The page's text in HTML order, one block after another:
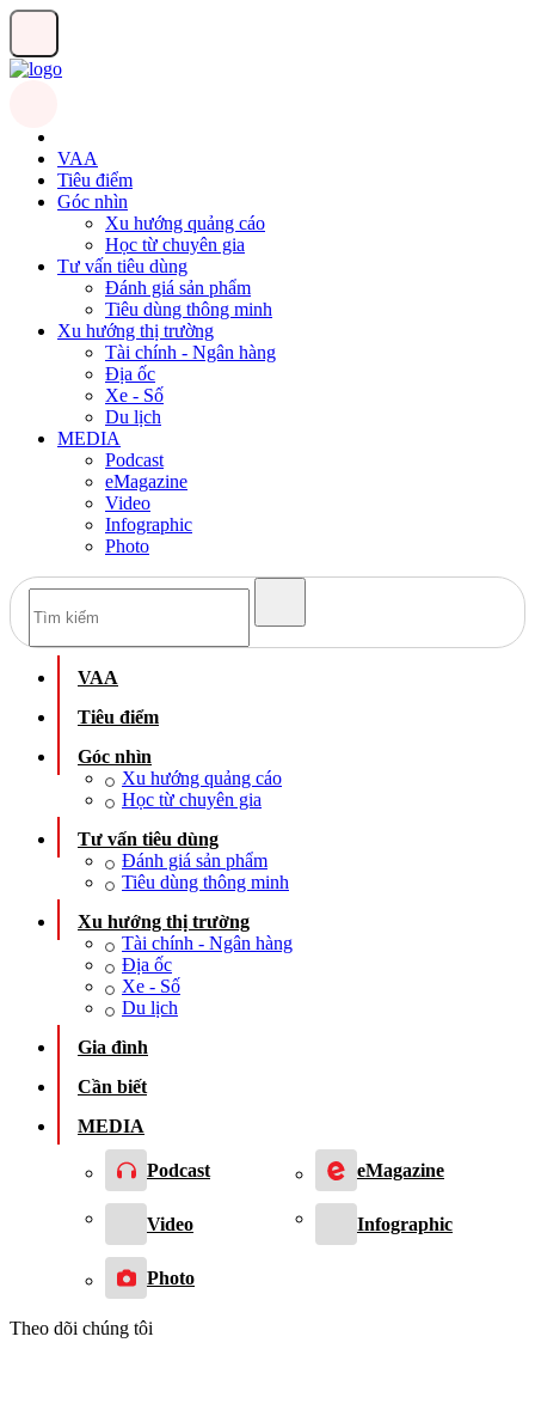
VAA
Tiêu điểm
Góc nhìn
Xu hướng quảng cáo
Học từ chuyên gia
Tư vấn tiêu dùng
Đánh giá sản phẩm
Tiêu dùng thông minh
Xu hướng thị trường
Tài chính - Ngân hàng
Địa ốc
Xe - Số
Du lịch
MEDIA
Podcast
eMagazine
Video
Infographic
Photo
VAA
Tiêu điểm
Góc nhìn
Xu hướng quảng cáo
Học từ chuyên gia
Tư vấn tiêu dùng
Đánh giá sản phẩm
Tiêu dùng thông minh
Xu hướng thị trường
Tài chính - Ngân hàng
Địa ốc
Xe - Số
Du lịch
Gia đình
Cần biết
MEDIA
Podcast eMagazine
Video Infographic
Photo
Theo dõi chúng tôi